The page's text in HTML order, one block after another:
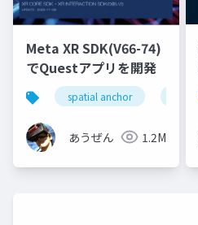
Meta XR SDK(V66-74)
でQuestアプリを開発
spatial anchor
あうぜん 1.2M